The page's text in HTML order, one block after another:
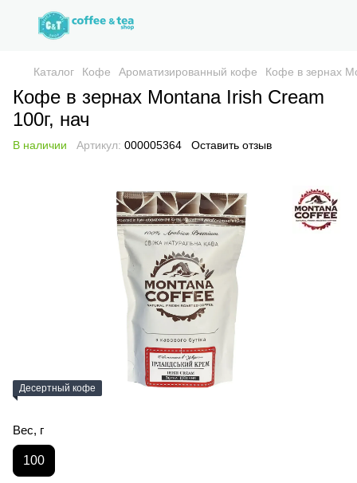
Каталог Кофе Ароматизированный кофе Кофе в зернах
Кофе в зернах Montana Irish Cream
100г, нач
В наличии Артикул: 000005364 Оставить отзыв
Десертный кофе
Вес, г
100